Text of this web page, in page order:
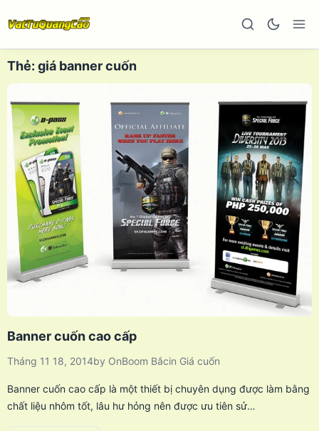
Thẻ: giá banner cuốn
Banner cuốn cao cấp
Tháng 11 18, 2014by OnBoom Bắcin Giá cuốn
Banner cuốn cao cấp là một thiết bị chuyên dụng được làm bằng
chất liệu nhôm tốt, lâu hư hỏng nên được ưu tiên sử…